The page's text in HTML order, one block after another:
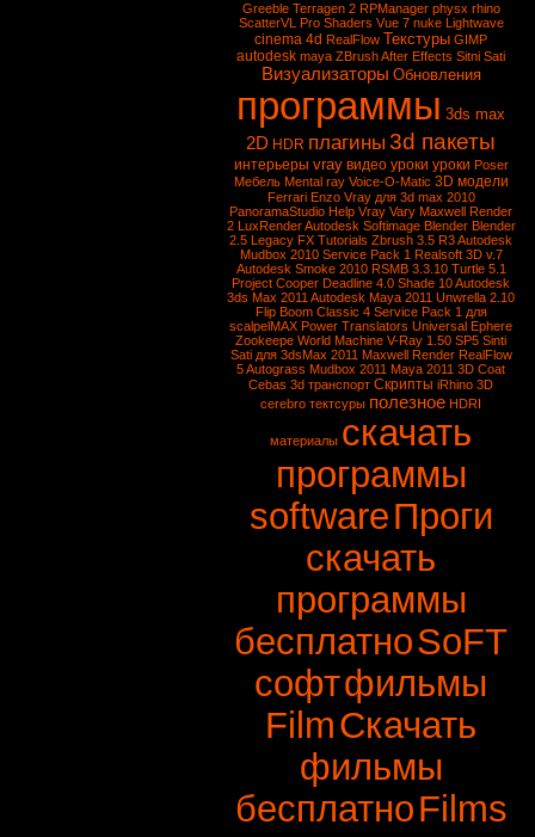
Greeble Terragen 2 RPManager physx rhino
ScatterVL Pro Shaders Vue 7 nuke Lightwave
cinema 4d RealFlow Текстуры GIMP
autodesk maya ZBrushAfter Effects Sitni Sati
Визуализаторы Обновления
программы 3ds max
2D HDR плагины 3d пакеты
интерьеры vray видео уроки уроки Poser
Мебель Mental ray Voice-O-Matic 3D модели
Ferrari Enzo Vray для 3d max 2010
PanoramaStudio Help Vray Vary Maxwell Render
2 LuxRender Autodesk Softimage Blender Blender
2.5 Legacy FX Tutorials Zbrush 3.5 R3Autodesk
Mudbox 2010 Service Pack 1 Realsoft 3D v.7
Autodesk Smoke 2010 RSMB 3.3.10 Turtle 5.1
Project Cooper Deadline 4.0 Shade 10Autodesk
3ds Max 2011 Autodesk Maya 2011 Unwrella 2.10
Flip Boom Classic 4 Service Pack 1 для
scalpelMAX Power Translators Universal Ephere
Zookeepe World Machine V-Ray 1.50 SP5 Sinti
Sati для 3dsMax 2011 Maxwell Render RealFlow
5Autograss Mudbox 2011 Maya 2011 3D Coat
Cebas 3d транспорт Скрипты iRhino 3D
cerebro тектсуры полезное HDRI
материалы скачать
программы
softwareПроги
скачать
программы
бесплатноSoFT
софтфильмы
FilmСкачать
фильмы
бесплатноFilms